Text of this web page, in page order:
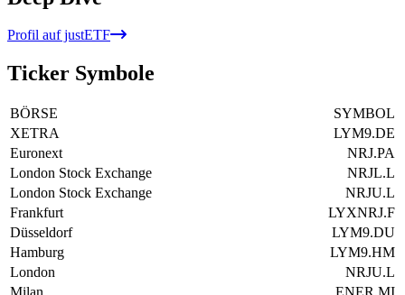
Profil auf justETF
Ticker Symbole
BÖRSE
SYMBOL
XETRA
LYM9.DE
Euronext
NRJ.PA
London Stock Exchange
NRJL.L
London Stock Exchange
NRJU.L
Frankfurt
LYXNRJ.F
Düsseldorf
LYM9.DU
Hamburg
LYM9.HM
London
NRJU.L